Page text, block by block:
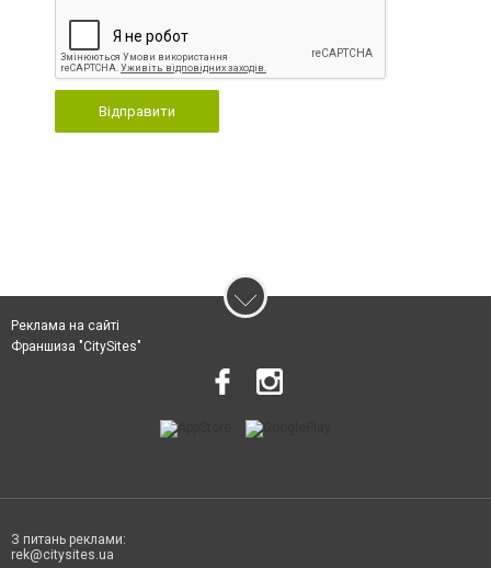
Відправити
Реклама на сайті
Франшиза "CitySites"
З питань реклами:
rek@citysites.ua